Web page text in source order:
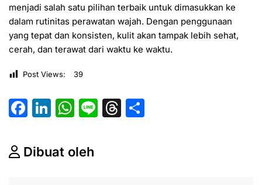
menjadi salah satu pilihan terbaik untuk dimasukkan ke
dalam rutinitas perawatan wajah. Dengan penggunaan
yang tepat dan konsisten, kulit akan tampak lebih sehat,
cerah, dan terawat dari waktu ke waktu.
Post Views: 39
F
c
e
Li
k
e
W
at
s
Li T
Dibuat oleh